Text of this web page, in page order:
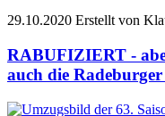
29.10.2020 Erstellt von
RABUFIZIERT -
auch die